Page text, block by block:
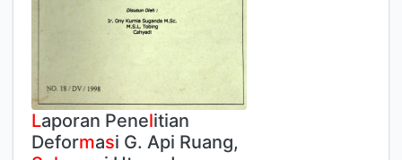
Laporan Penelitian
Deformasi G. Api Ruang,